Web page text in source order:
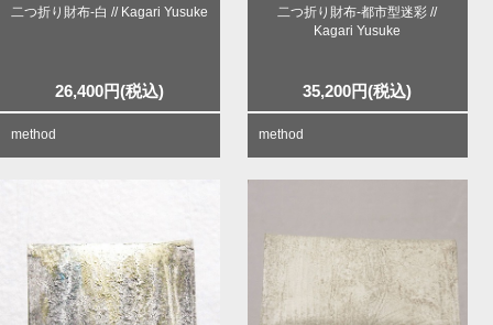
二つ折り財布-白 // Kagari Yusuke
26,400円(税込)
method
二つ折り財布-都市型迷彩 //
Kagari Yusuke
35,200円(税込)
method